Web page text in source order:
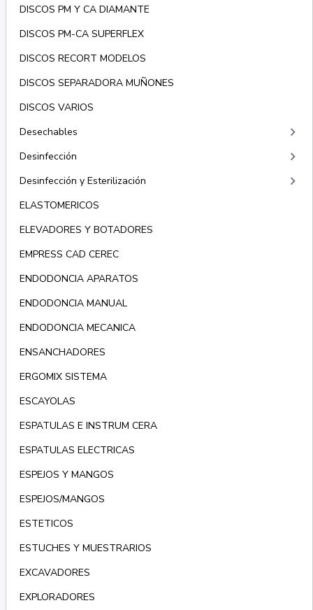
DISCOS PM Y CA DIAMANTE
DISCOS PM-CA SUPERFLEX
DISCOS RECORT MODELOS
DISCOS SEPARADORA MUÑONES
DISCOS VARIOS
Desechables
keyboard_arrow_right
Desinfección keyboard_arrow_right
Desinfección y Esterilización keyboard_arrow_right
ELASTOMERICOS
ELEVADORES Y BOTADORES
EMPRESS CAD CEREC
ENDODONCIA APARATOS
ENDODONCIA MANUAL
ENDODONCIA MECANICA
ENSANCHADORES
ERGOMIX SISTEMA
ESCAYOLAS
ESPATULAS E INSTRUM CERA
ESPATULAS ELECTRICAS
ESPEJOS Y MANGOS
ESPEJOS/MANGOS
ESTETICOS
ESTUCHES Y MUESTRARIOS
EXCAVADORES
EXPLORADORES